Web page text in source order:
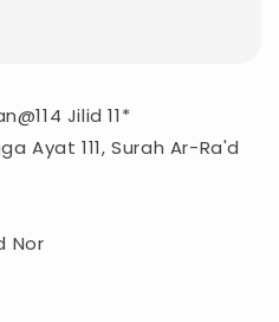
Jilid 11*
Ayat 111, Surah Ar-Ra'd
Nor